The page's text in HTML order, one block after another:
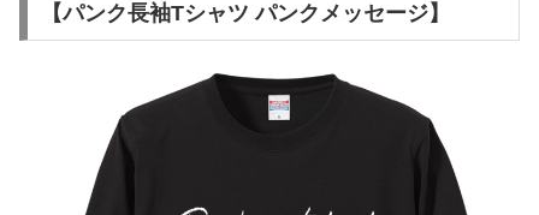
【パンク長袖Tシャツ パンクメッセージ】